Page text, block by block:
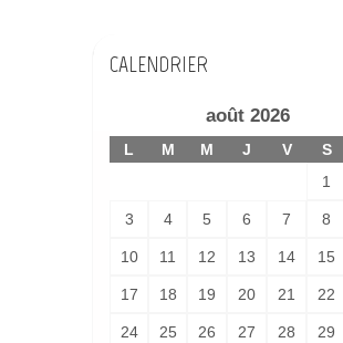
CALENDRIER
août 2026
L M M J V S
1
3 4 5 6 7 8
10 11 12 13 14 15
17 18 19 20 21 22
24 25 26 27 28 29